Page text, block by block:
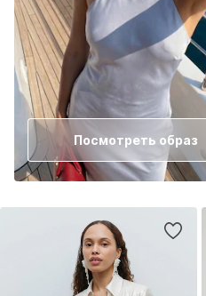
Посмотреть образ